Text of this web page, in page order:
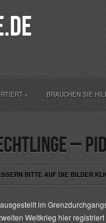
» BRAUCHEN SIE
–
BITTE AUF DIE BILDER
im
Weltkrieg hier